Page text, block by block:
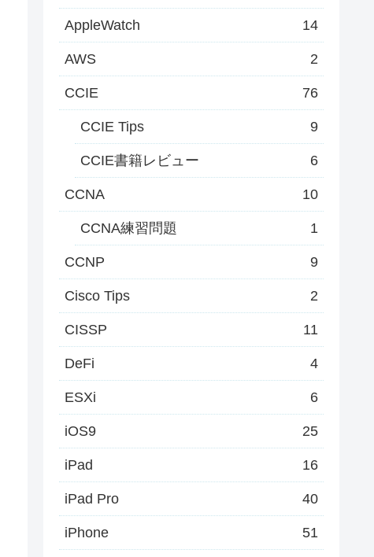
AppleWatch 14
AWS 2
CCIE 76
CCIE Tips 9
CCIE書籍レビュー 6
CCNA 10
CCNA練習問題 1
CCNP 9
Cisco Tips 2
CISSP 11
DeFi 4
ESXi 6
iOS9 25
iPad 16
iPad Pro 40
iPhone 51